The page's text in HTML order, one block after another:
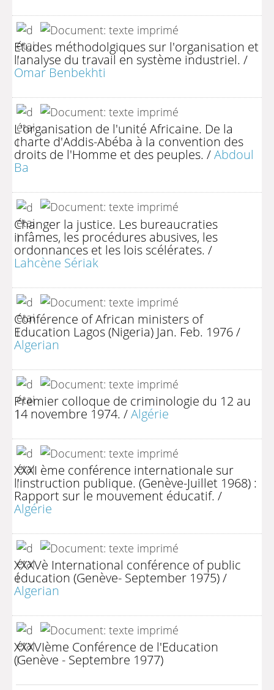
Etudes méthodolgiques sur l'organisation et
l'analyse du travail en système industriel. /
Omar Benbekhti
L'organisation de l'unité Africaine. De la
charte d'Addis-Abéba à la convention des
droits de l'Homme et des peuples. /Abdoul
Ba
Changer la justice. Les bureaucraties
infâmes, les procédures abusives, les
ordonnances et les lois scélérates. /
Lahcène Sériak
Conférence of African ministers of
Education Lagos (Nigeria) Jan. Feb. 1976/
Algerian
Premier colloque de criminologie du 12 au
14 novembre 1974. /Algérie
XXXI ème conférence internationale sur
l'instruction publique. (Genève-Juillet 1968) :
Rapport sur le mouvement éducatif. /
Algérie
XXXVè International conférence of public
éducation (Genève- September 1975)/
Algerian
XXXVIème Conférence de l'Education
(Genève - Septembre 1977)